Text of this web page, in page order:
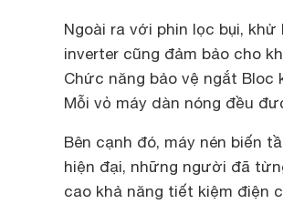
Ngoài ra với phin lọc bụi,
inverter cũng đảm bảo cho
Chức năng bảo vệ ngắt Bloc
Mỗi vỏ máy dàn nóng đều
Bên cạnh đó, máy nén biến
hiện đại, những người đã
cao khả năng tiết kiệm điện